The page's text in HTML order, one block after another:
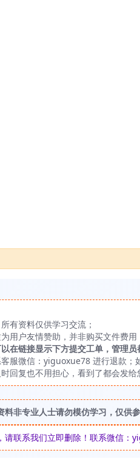
有资料仅供学习交流；
用户友情赞助，并非购买文件费用
在链接显示下方提交工单，管理员
服微信：yiguoxue78 进行退款；
回复也不用担心，看到了都会发给
非专业人士请勿模仿学习，仅供参
请联系我们立即删除！联系微信：